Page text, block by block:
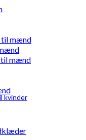
kvinder
til mænd
til mænd